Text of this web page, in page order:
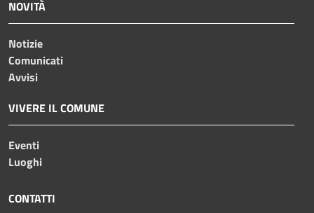
NOVITÀ
Notizie
Comunicati
Avvisi
VIVERE IL COMUNE
Eventi
Luoghi
CONTATTI